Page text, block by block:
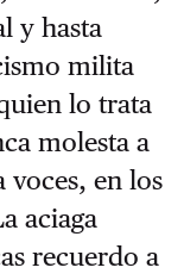
y hasta
milita
lo trata
molesta a
voces, en los
aciaga
recuerdo a